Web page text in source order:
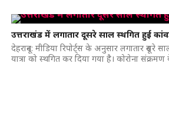
उत्तराखंड में लगातार दूसरे साल स्थगित हुई कांवड़
देहरादून: मीडिया रिपोर्ट्स के अनुसार लगातार दूसरे
यात्रा को स्थगित कर दिया गया है। कोरोना संक्रमण